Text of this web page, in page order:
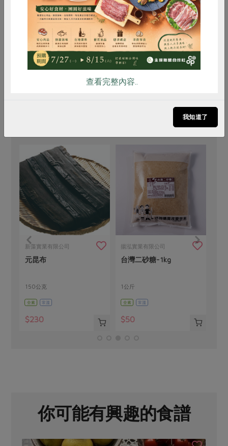
# 檸檬 # 高麗菜 # 吳郭魚 # 高湯
# 昆布 # 醬油 # 味噌 # 蔗糖
新藻實業有限公司
元昆布
150公克
全素 常溫
$230
揚泓實業有限公司
台灣二砂糖-1kg
1公斤
全素 常溫
$50
你可能有興趣的食譜
雞蛋 食安 共同購買
查看完整內容..
我知道了